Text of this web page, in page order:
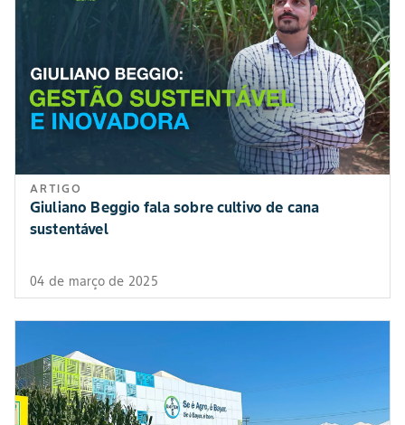
ARTIGO
Giuliano Beggio fala sobre cultivo de cana
sustentável
04 de março de 2025